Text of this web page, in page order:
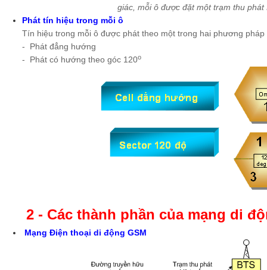
giác, mỗi ô được đặt một trạm thu phát
Phát tín hiệu trong mỗi ô
Tín hiệu trong mỗi ô được phát theo một trong hai phương pháp
- Phát đẳng hướng
- Phát có hướng theo góc 120o
2 - Các thành phần của mạng di
Mạng Điện thoại di động GSM